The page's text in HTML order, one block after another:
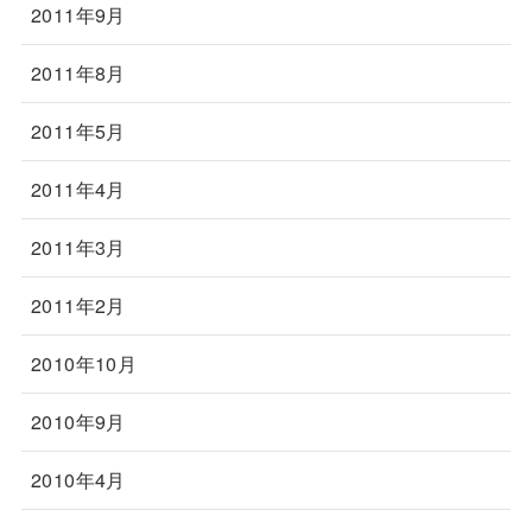
2011年9月
2011年8月
2011年5月
2011年4月
2011年3月
2011年2月
2010年10月
2010年9月
2010年4月